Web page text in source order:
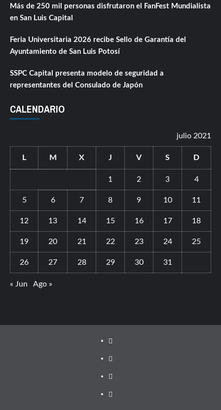
Más de 250 mil personas disfrutaron el FanFest Mundialista
en San Luis Capital
Feria Universitaria 2026 recibe Sello de Garantía del
Ayuntamiento de San Luis Potosí
SSPC Capital presenta modelo de seguridad a
representantes del Consulado de Japón
CALENDARIO
julio 2021
L M X J V S D
1 2 3 4
5 6 7 8 9 10 11
12 13 14 15 16 17 18
19 20 21 22 23 24 25
26 27 28 29 30 31
« Jun Ago »